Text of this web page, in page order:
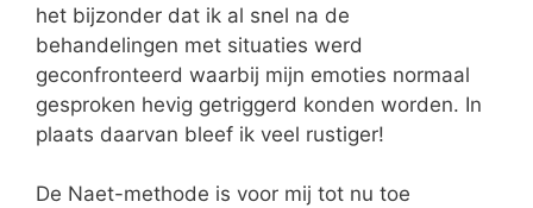
het bijzonder dat ik al snel na de
behandelingen met situaties werd
geconfronteerd waarbij mijn emoties normaal
gesproken hevig getriggerd konden worden. In
plaats daarvan bleef ik veel rustiger!
De Naet-methode is voor mij tot nu toe